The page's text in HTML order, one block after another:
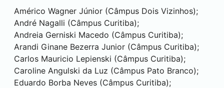
Américo Wagner Júnior (Câmpus Dois Vizinhos);
André Nagalli (Câmpus Curitiba);
Andreia Gerniski Macedo (Câmpus Curitiba);
Arandi Ginane Bezerra Junior (Câmpus Curitiba);
Carlos Mauricio Lepienski (Câmpus Curitiba);
Caroline Angulski da Luz (Câmpus Pato Branco);
Eduardo Borba Neves (Câmpus Curitiba);